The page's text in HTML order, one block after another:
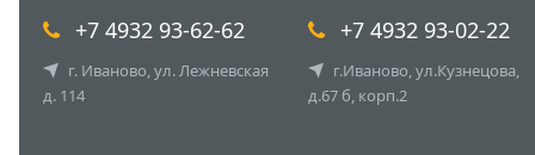
+7 4932 93-62-62
г. Иваново, ул. Лежневская
д. 114
+7 4932 93-02-22
г.Иваново, ул.Кузнецова,
д.67 б, корп.2